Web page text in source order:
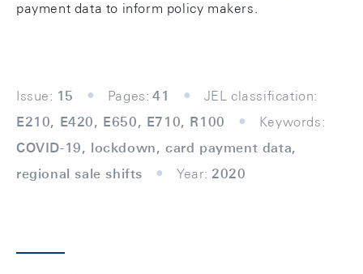
payment data to inform policy makers.
Issue: 15 Pages: 41
JEL classification:
E210, E420, E650, E710, R100
Keywords:
COVID-19, lockdown, card payment data,
regional sale shifts
Year: 2020